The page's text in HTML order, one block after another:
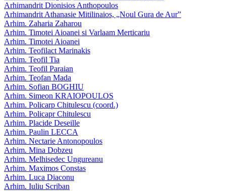
Arhimandrit Dionisios Anthopoulos
Arhimandrit Athanasie Mitilinaios, „Noul Gura de Aur”
Arhim. Zaharia Zaharou
Arhim. Timotei Aioanei si Varlaam Merticariu
Arhim. Timotei Aioanei
Arhim. Teofilact Marinakis
Arhim. Teofil Tia
Arhim. Teofil Paraian
Arhim. Teofan Mada
Arhim. Sofian BOGHIU
Arhim. Simeon KRAIOPOULOS
Arhim. Policarp Chitulescu (coord.)
Arhim. Policapr Chitulescu
Arhim. Placide Deseille
Arhim. Paulin LECCA
Arhim. Nectarie Antonopoulos
Arhim. Mina Dobzeu
Arhim. Melhisedec Ungureanu
Arhim. Maximos Constas
Arhim. Luca Diaconu
Arhim. Iuliu Scriban